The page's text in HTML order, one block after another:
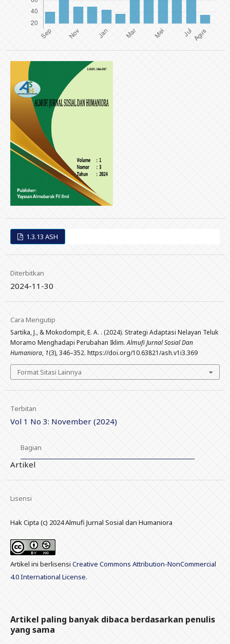
1.3.13 ASH
Diterbitkan
2024-11-30
Cara Mengutip
Sartika, J., & Mokodompit, E. A. . (2024). Strategi Adaptasi Nelayan Teluk
Moramo Menghadapi Perubahan Iklim.Almufi Jurnal Sosial Dan
Humaniora, 1(3), 346–352. https://doi.org/10.63821/ash.v1i3.369
Format Sitasi Lainnya
Terbitan
Vol 1 No 3: November (2024)
Bagian
Artikel
Lisensi
Hak Cipta (c) 2024 Almufi Jurnal Sosial dan Humaniora
Artikel ini berlisensi Creative Commons Attribution-NonCommercial
4.0 International License.
Artikel paling banyak dibaca berdasarkan penulis
yang sama